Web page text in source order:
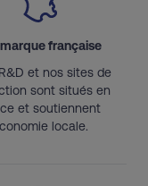
française
et nos sites de
sont situés en
et soutiennent
locale.